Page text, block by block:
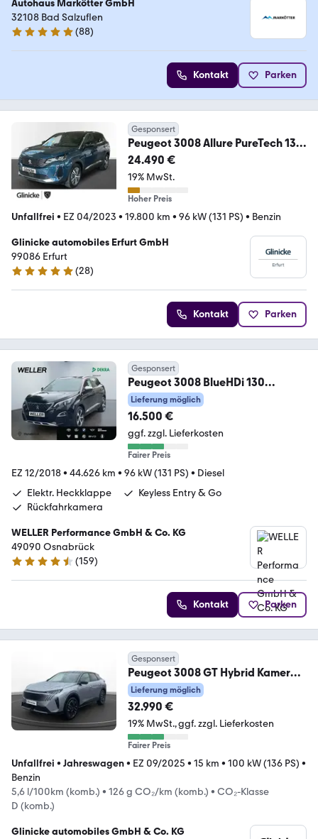
Autohaus Markötter GmbH
32108 Bad Salzuflen
5 Sterne
(88)
Kontakt Parken
Gesponsert
Peugeot 3008 Allure PureTech 130
NAVI/- 1 Jahr Garantie
24.490 €
19% MwSt.
Hoher Preis
Unfallfrei • EZ 04/2023 • 19.800 km • 96 kW (131 PS) • Benzin
Glinicke automobiles Erfurt GmbH
99086 Erfurt
4.8 Sterne
(28)
Kontakt Parken
Gesponsert
Peugeot 3008 BlueHDi 130
Crossway
*LED*Alcantara*SHZ*PDC
Lieferung möglich
16.500 €
ggf. zzgl. Lieferkosten
Fairer Preis
EZ 12/2018• 44.626 km • 96 kW (131 PS) • Diesel
Elektr. Heckklappe
Keyless Entry & Go
Rückfahrkamera
WELLER Performance GmbH & Co. KG
49090 Osnabrück
4.5 Sterne
(159)
Kontakt Parken
Gesponsert
Peugeot 3008 GT Hybrid Kamera
ACC PDC Navi SHZ
Lieferung möglich
32.990 €
19% MwSt. ggf. zzgl. Lieferkosten
Fairer Preis
Unfallfrei • Jahreswagen• EZ 09/2025 • 15 km • 100 kW (136 PS) •
Benzin
5,6 l/100km (komb.) • 126 g CO₂/km (komb.) • CO₂-Klasse
D (komb.)
Glinicke automobiles GmbH & Co. KG